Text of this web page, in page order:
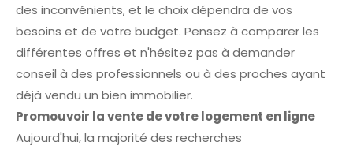
des inconvénients, et le choix dépendra de vos
besoins et de votre budget. Pensez à comparer les
différentes offres et n'hésitez pas à demander
conseil à des professionnels ou à des proches ayant
déjà vendu un bien immobilier.
Promouvoir la vente de votre logement en ligne
Aujourd'hui, la majorité des recherches